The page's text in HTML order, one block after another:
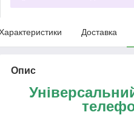
Доставка
Опис